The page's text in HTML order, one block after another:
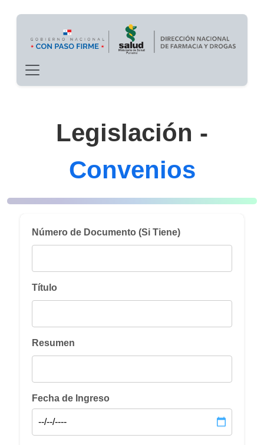
Pasar al contenido principal
Main navigation
Legislación -
Convenios
Número de Documento (Si Tiene)
Título
Resumen
Fecha de Ingreso